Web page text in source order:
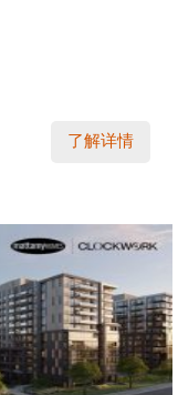
了解详情